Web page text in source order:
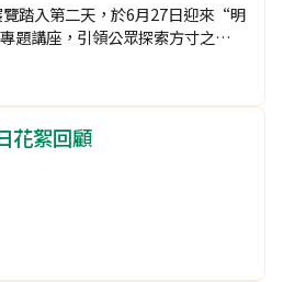
踏入第二天，於6月27日迎來“明
講座，引領公眾探索方寸之間的